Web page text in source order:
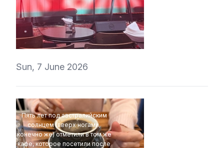
ValeryVino
Sun, 7 June 2026
Пять лет под австралийским
солнцем (вверх ногами,
конечно же) отметили в том же
кафе, которое посетили после